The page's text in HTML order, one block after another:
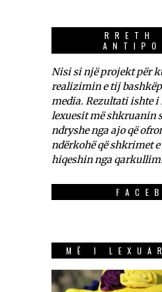
RRETH
Nisi si një projekt për
realizimin e tij
media. Rezultati ishte i
lexuesit më shkruanin
ndryshe nga ajo që
ndërkohë që shkrimet
hiqeshin nga
MË I